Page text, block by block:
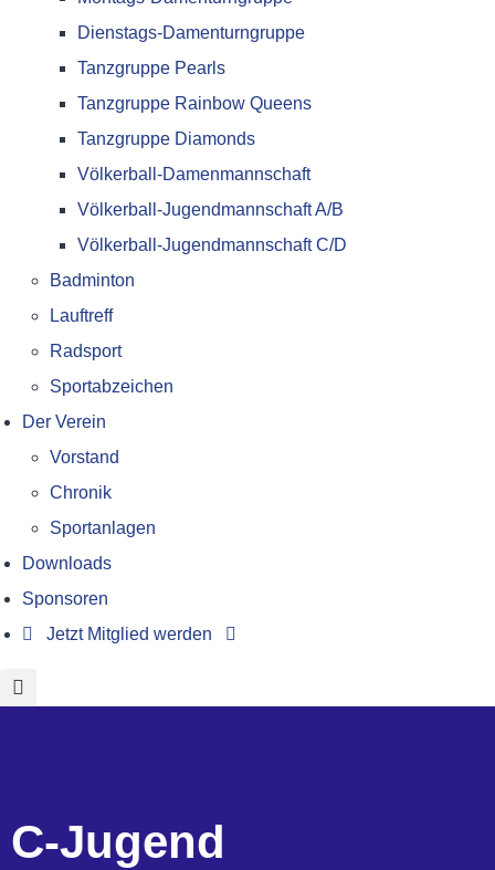
Dienstags-Damenturngruppe
Tanzgruppe Pearls
Tanzgruppe Rainbow Queens
Tanzgruppe Diamonds
Völkerball-Damenmannschaft
Völkerball-Jugendmannschaft A/B
Völkerball-Jugendmannschaft C/D
Badminton
Lauftreff
Radsport
Sportabzeichen
Der Verein
Vorstand
Chronik
Sportanlagen
Downloads
Sponsoren
Jetzt Mitglied werden
C-Jugend